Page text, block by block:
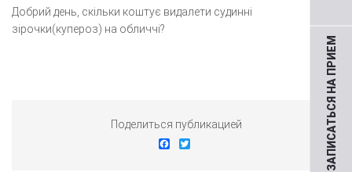
ЗАПИСАТЬСЯ НА ПРИЕМ
Добрий день, скільки коштує видалети судинні
зірочки(купероз) на обличчі?
Поделиться публикацией
Facebook